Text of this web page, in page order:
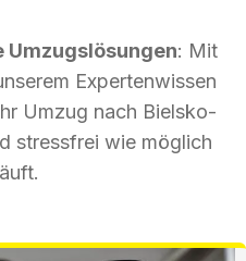
Umzugslösungen: Mit
Expertenwissen
Umzug nach Bielsko-
stressfrei wie möglich